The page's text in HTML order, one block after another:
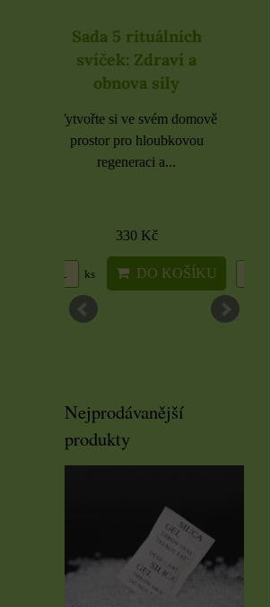
Rituál Zdraví a
obnova síly
Cítíte se vyčerpaní, bez
energie nebo potřebujete
podpořit své tělo...
1500 Kč
DO KOŠÍKU
Nejprodávanější
produkty